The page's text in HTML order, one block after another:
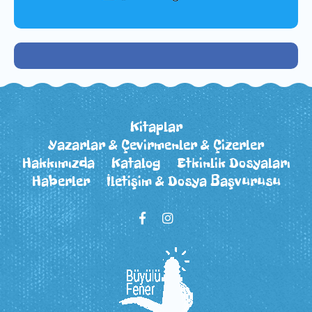
Kitaplar
Yazarlar & Çevirmenler & Çizerler
Hakkımızda
Katalog
Etkinlik Dosyaları
Haberler
İletişim & Dosya Başvurusu